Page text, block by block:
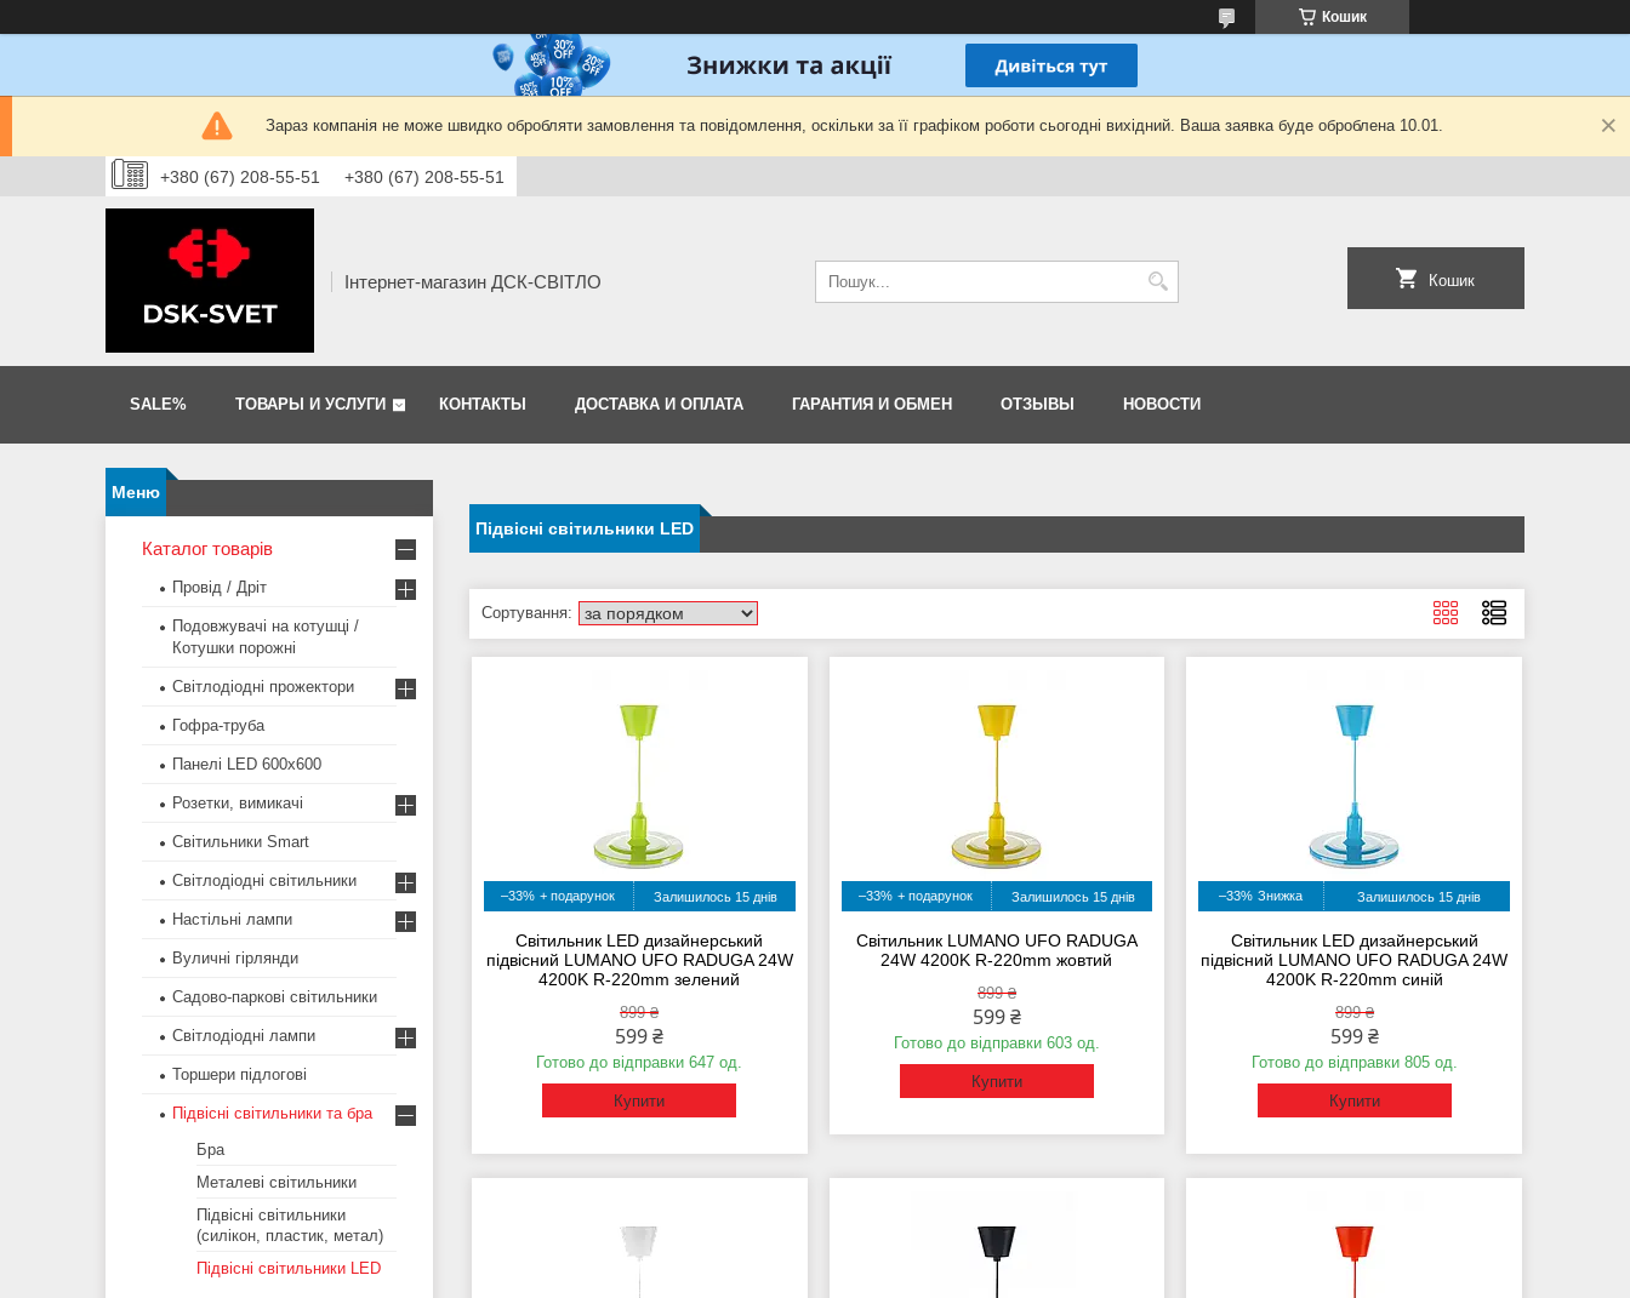
Кошик
Зараз компанія не може швидко обробляти замовлення та повідомлення, оскільки за її графіком роботи сьогодні вихідний. Ваша заявка буде оброблена 10.01.
+380 (67) 208-55-51 +380 (67) 208-55-51
Інтернет-магазин ДСК-СВІТЛО Кошик
SALE% ТОВАРЫ И УСЛУГИ КОНТАКТЫ ДОСТАВКА И ОПЛАТА ГАРАНТИЯ И ОБМЕН ОТЗЫВЫ НОВОСТИ
Підвісні світильники LED
–33% Залишилось 15 днів
Світильник LED дизайнерський
підвісний LUMANO UFO RADUGA 24W
4200K R-220mm зелений
899 ₴
599 ₴
Готово до відправки 647 од.
Купити
–33% Залишилось 15 днів
Світильник LUMANO UFO RADUGA
24W 4200K R-220mm жовтий
899 ₴
599 ₴
Готово до відправки 603 од.
Купити
–33% Залишилось 15 днів
Світильник LED дизайнерський
підвісний LUMANO UFO RADUGA 24W
4200K R-220mm синій
899 ₴
599 ₴
Готово до відправки 805 од.
Купити
Каталог товарів
Провід / Дріт
Подовжувачі на котушці /
Котушки порожні
Світлодіодні прожектори
Гофра-труба
Панелі LED 600х600
Розетки, вимикачі
Світильники Smart
Світлодіодні світильники
Настільні лампи
Вуличні гірлянди
Садово-паркові світильники
Світлодіодні лампи
Торшери підлогові
Підвісні світильники та бра
Бра
Металеві світильники
Підвісні світильники
(силікон, пластик, метал)
Підвісні світильники LED